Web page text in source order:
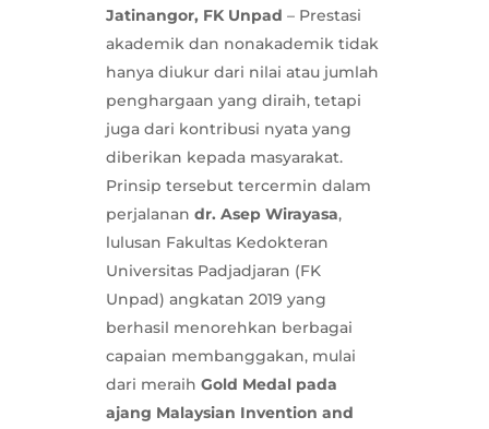
Jatinangor, FK Unpad – Prestasi
akademik dan nonakademik tidak
hanya diukur dari nilai atau jumlah
penghargaan yang diraih, tetapi
juga dari kontribusi nyata yang
diberikan kepada masyarakat.
Prinsip tersebut tercermin dalam
perjalanan dr. Asep Wirayasa,
lulusan Fakultas Kedokteran
Universitas Padjadjaran (FK
Unpad) angkatan 2019 yang
berhasil menorehkan berbagai
capaian membanggakan, mulai
dari meraih Gold Medal pada
ajang Malaysian Invention and